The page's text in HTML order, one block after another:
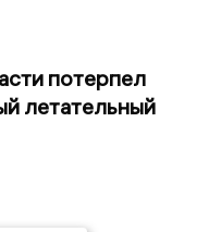
потерпел
летательный